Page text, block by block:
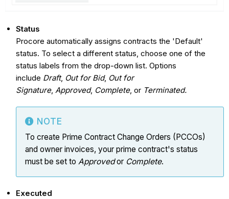
Status
Procore automatically assigns contracts the 'Default'
status. To select a different status, choose one of the
status labels from the drop-down list. Options
include Draft, Out for Bid, Out for
Signature,Approved, Complete, or Terminated.
NOTE
To create Prime Contract Change Orders (PCCOs)
and owner invoices, your prime contract's status
must be set toApprovedor Complete.
Executed